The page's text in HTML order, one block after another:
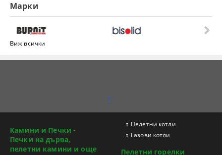
Марки
Виж всички
Камини и Печки -
Печки на дърва,
пелетни камини и още
Пелетни котли
Газови котли
Пелетни горелки